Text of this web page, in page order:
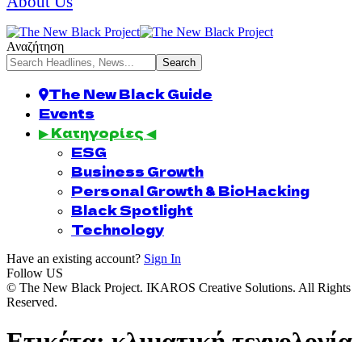
Αναζήτηση
The New Black Guide
Events
▶ Κατηγορίες ◀
ESG
Business Growth
Personal Growth & BioHacking
Black Spotlight
Technology
Have an existing account? Sign In
Follow US
© The New Black Project. IKAROS Creative Solutions. All Rights
Reserved.